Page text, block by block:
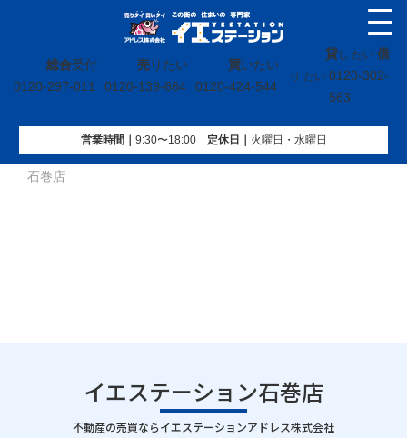
総合受付
0120-297-011
売りたい
0120-139-664
買いたい
0120-424-544
貸し たい 借
り たい 0120-302-
563
営業時間｜ 9:30〜18:00定休⽇｜ 火曜⽇・水曜⽇
イエステーション»会社概要»店舗一覧»イエステーション
石巻店
イエステーション石巻店
｜
不動産の売買ならイエステーションアドレス株式会社